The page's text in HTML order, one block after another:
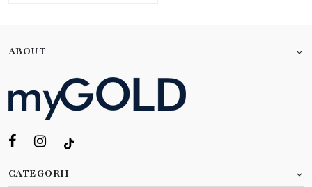
ABOUT
CATEGORII